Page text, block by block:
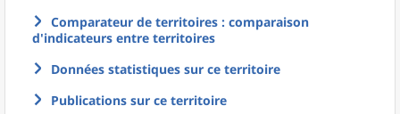
Comparateur de territoires : comparaison
d'indicateurs entre territoires
Données statistiques sur ce territoire
Publications sur ce territoire